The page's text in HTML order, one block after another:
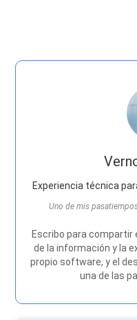
Experiencia técnica
Uno de mis
Escribo para compartir
de la información y la
propio software, y el
una de las